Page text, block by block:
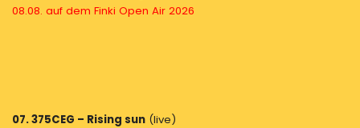
08.08. auf dem Finki Open Air 2026
07. 375CEG – Rising sun (live)